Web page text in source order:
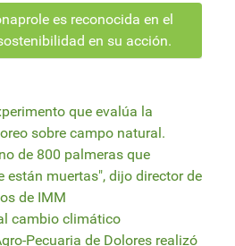
es reconocida en el
en su acción.
que evalúa la
sobre campo natural.
de 800 palmeras que
están muertas", dijo director de
de IMM
cambio climático
Pecuaria de Dolores realizó